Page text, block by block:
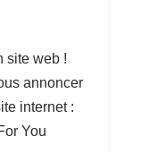
site web !
annoncer
internet :
You